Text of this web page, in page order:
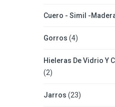
Cuero - Simil -
Gorros (4)
Hieleras De Vidrio Y
(2)
Jarros (23)